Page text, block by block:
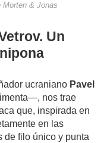
Morten & Jonas
Un
ucraniano Pavel
nos trae
que, inspirada en
en las
de filo único y punta